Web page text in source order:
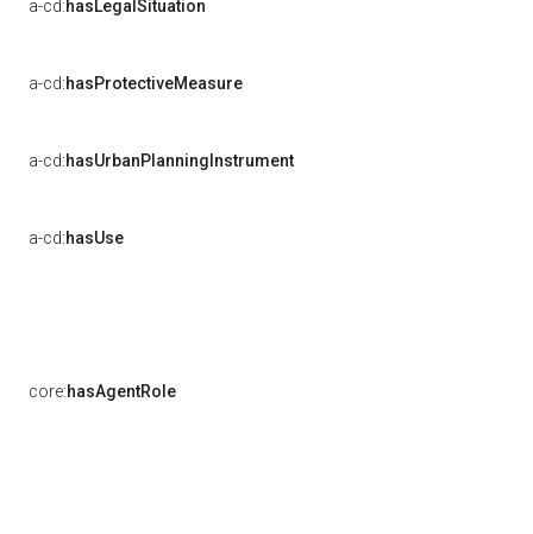
a-cd:hasLegalSituation
a-cd:hasProtectiveMeasure
a-cd:hasUrbanPlanningInstrument
a-cd:hasUse
core:hasAgentRole